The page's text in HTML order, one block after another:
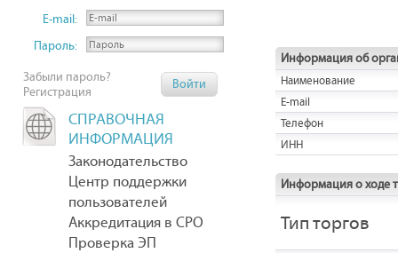
E-mail:
Пароль:
Забыли пароль?
Регистрация
СПРАВОЧНАЯ
ИНФОРМАЦИЯ
Законодательство
Центр поддержки
пользователей
Аккредитация в СРО
Проверка ЭП
Информация об
Наименование
E-mail
Телефон
ИНН
Информация о ходе
Тип торгов